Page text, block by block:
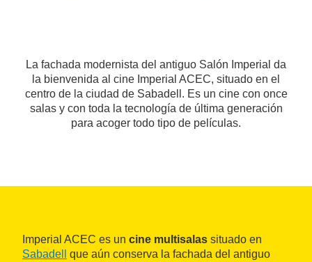
La fachada modernista del antiguo Salón Imperial da
la bienvenida al cine Imperial ACEC, situado en el
centro de la ciudad de Sabadell. Es un cine con once
salas y con toda la tecnología de última generación
para acoger todo tipo de películas.
Imperial ACEC es un cine multisalas situado en
Sabadell
que aún conserva la fachada del antiguo